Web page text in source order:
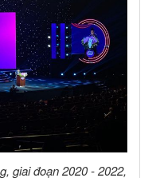
giai đoạn 2020 - 2022,